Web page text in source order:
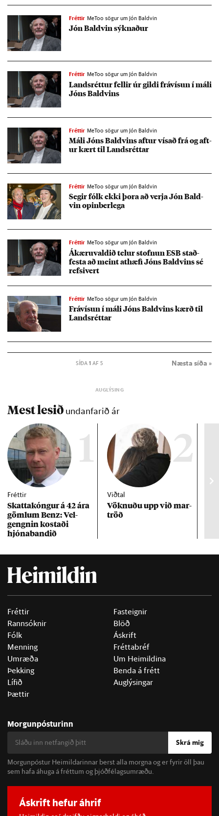
Fréttir MeToo sögur um Jón Baldvin
Jón Bald­vin sýkn­að­ur
Fréttir MeToo sögur um Jón Baldvin
Lands­rétt­ur fell­ir úr gildi frá­vís­un í máli
Jóns Bald­vins
Fréttir MeToo sögur um Jón Baldvin
Máli Jóns Bald­vins aft­ur vís­að frá og aft­
ur kært til Lands­rétt­ar
Fréttir MeToo sögur um Jón Baldvin
Seg­ir fólk ekki þora að verja Jón Bald­
vin op­in­ber­lega
Fréttir MeToo sögur um Jón Baldvin
Ákæru­vald­ið tel­ur stofn­un ESB stað­
festa að meint at­hæfi Jóns Bald­vins sé
refsi­vert
Fréttir MeToo sögur um Jón Baldvin
Frá­vís­un í máli Jóns Bald­vins kærð til
Lands­rétt­ar
SÍÐA 1 AF 5 Næsta síða »
Mest lesið undanfarið ár
1
Fréttir
Skattakóng­ur á 42 ára
göml­um Benz: Vel­
gengn­in kostaði
hjóna­band­ið
2
Viðtal
Vökn­uðu upp við mar­
tröð
Fréttir
Rannsóknir
Fólk
Menning
Umræða
Þekking
Lífið
Þættir
Fasteignir
Blöð
Áskrift
Fréttabréf
Um Heimildina
Benda á frétt
Auglýsingar
Morgunpósturinn
Skrá mig
Morgunpóstur Heimildarinnar berst alla morgna og er fyrir öll þau
sem hafa áhuga á fréttum og þjóðfélagsumræðu.
Áskrift hefur áhrif